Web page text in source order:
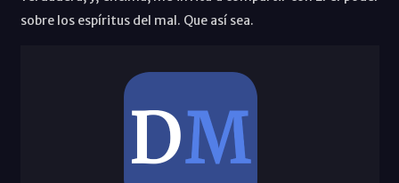
sobre los espíritus del mal. Que así sea.